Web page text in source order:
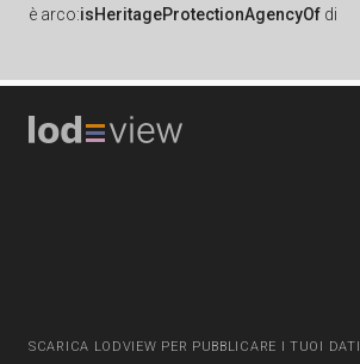
è arco:isHeritageProtectionAgencyOf di
SCARICA LODVIEW PER PUBBLICARE I TUOI DATI